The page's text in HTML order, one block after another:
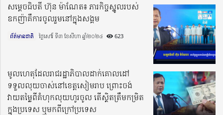
សម្តេចធិបតី ហ៊ុន ម៉ាណែត៖ ភារកិច្ចស្នូលរបស់
ឧកញ៉ាគឺការចូលរួមនៅក្នុងសង្គម
ព័ត៌មានជាតិ ថ្ងៃសៅរ៍ ទី៣ ខែសីហា ឆ្នាំ២០២៤​ 623
មូលហេតុដែលរាជរដ្ឋាភិបាលដាក់គោលដៅ
ទទួលលុយចាស់នៅខេត្តសៀមរាប ព្រោះចង់
វាយតម្លៃពីគំហុកលុយហូរចូល តើស្ថិតត្រឹមកម្រិត
ក្នុងប្រទេស ឬមកពីក្រៅប្រទេស